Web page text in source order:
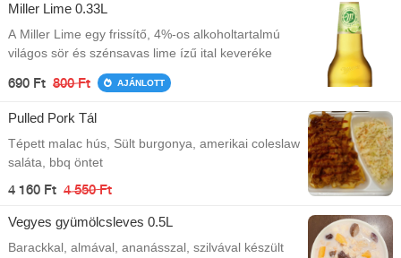
Miller Lime 0.33L
A Miller Lime egy frissítő, 4%-os alkoholtartalmú
világos sör és szénsavas lime ízű ital keveréke
690 Ft 800 Ft AJÁNLOTT
Pulled Pork Tál
Tépett malac hús, Sült burgonya, amerikai coleslaw
saláta, bbq öntet
4 160 Ft 4 550 Ft
Vegyes gyümölcsleves 0.5L
Barackkal, almával, ananásszal, szilvával készült